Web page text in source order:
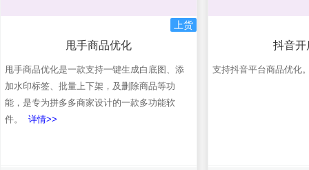
上货
甩手商品优化
甩手商品优化是一款支持一键生成白底图、添
加水印标签、批量上下架，及删除商品等功
能，是专为拼多多商家设计的一款多功能软
件。 详情>>
抖音开
支持抖音平台商品优化